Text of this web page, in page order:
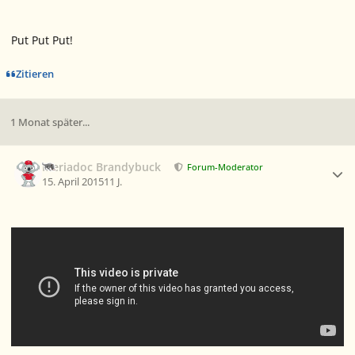
Put Put Put!
Zitieren
1 Monat später...
Meriadoc Brandybuck Forum-Moderator
15. April 201511 J.